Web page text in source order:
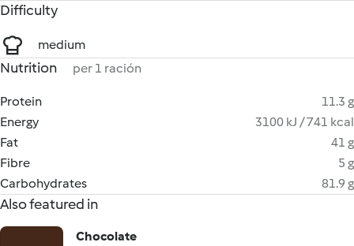
Difficulty
medium
Nutrition per 1 ración
Protein
11.3 g
Energy
3100 kJ / 741 kcal
Fat
41 g
Fibre
5 g
Carbohydrates
81.9 g
Also featured in
Chocolate